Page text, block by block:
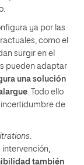
ya por las
como el
surgir en el
pueden adaptar
una solución
. Todo ello
incertidumbre de
también